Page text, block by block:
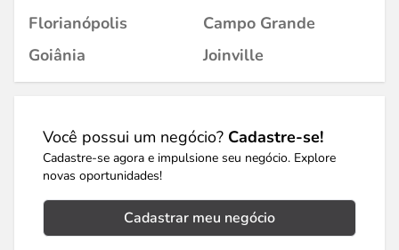
Florianópolis
Campo Grande
Goiânia
Joinville
Você possui um negócio? Cadastre-se!
Cadastre-se agora e impulsione seu negócio. Explore
novas oportunidades!
Cadastrar meu negócio